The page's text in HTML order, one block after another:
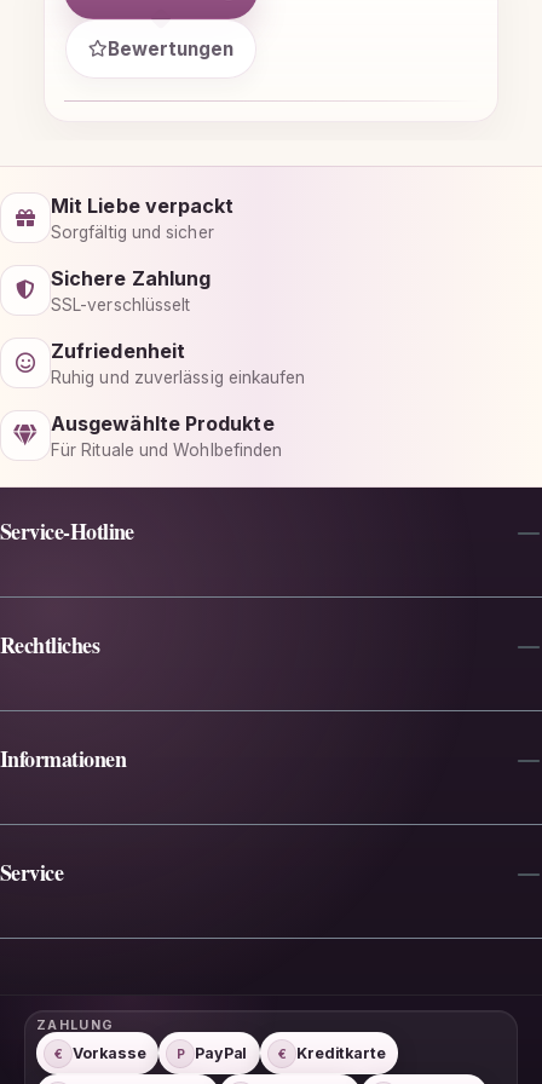
Bewertungen
Mit Liebe verpackt
Sorgfältig und sicher
Sichere Zahlung
SSL-verschlüsselt
Zufriedenheit
Ruhig und zuverlässig einkaufen
Ausgewählte Produkte
Für Rituale und Wohlbefinden
Service-Hotline
Rechtliches
Informationen
Service
ZAHLUNG
€ Vorkasse P PayPal € Kreditkarte